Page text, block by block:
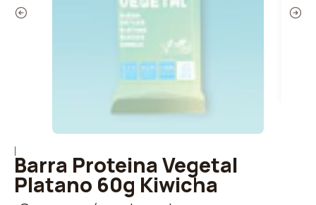
Barra Proteina Vegetal
Platano 60g Kiwicha